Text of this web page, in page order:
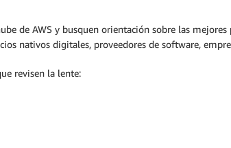
de AWS y busquen orientación sobre las
nativos digitales, proveedores de software,
revisen la lente: